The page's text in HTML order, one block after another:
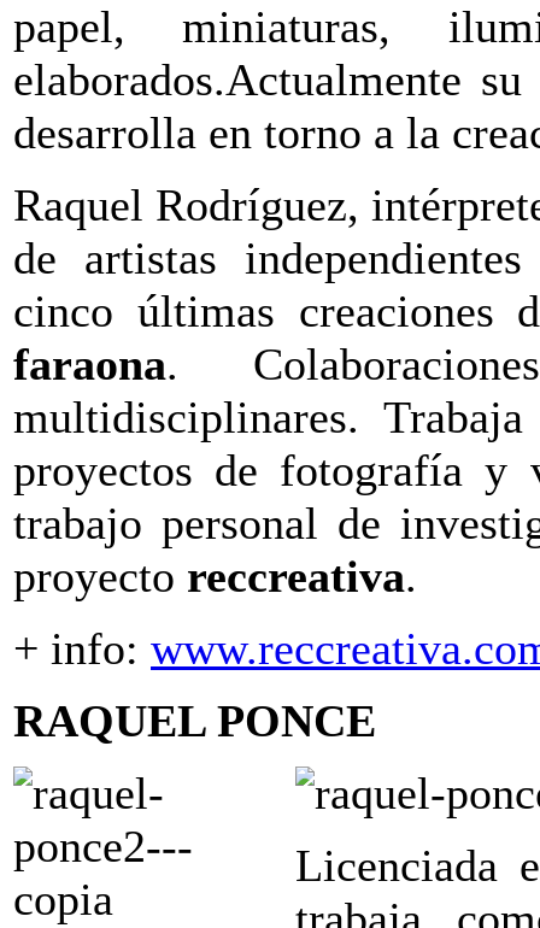
papel, miniaturas,
elaborados.Actualmente
desarrolla en torno a la
Raquel Rodríguez,
de artistas
cinco últimas
faraona.
multidisciplinares.
proyectos de fotografía y
trabajo personal de
proyecto reccreativa.
+ info:
RAQUEL PONCE
Licenciada